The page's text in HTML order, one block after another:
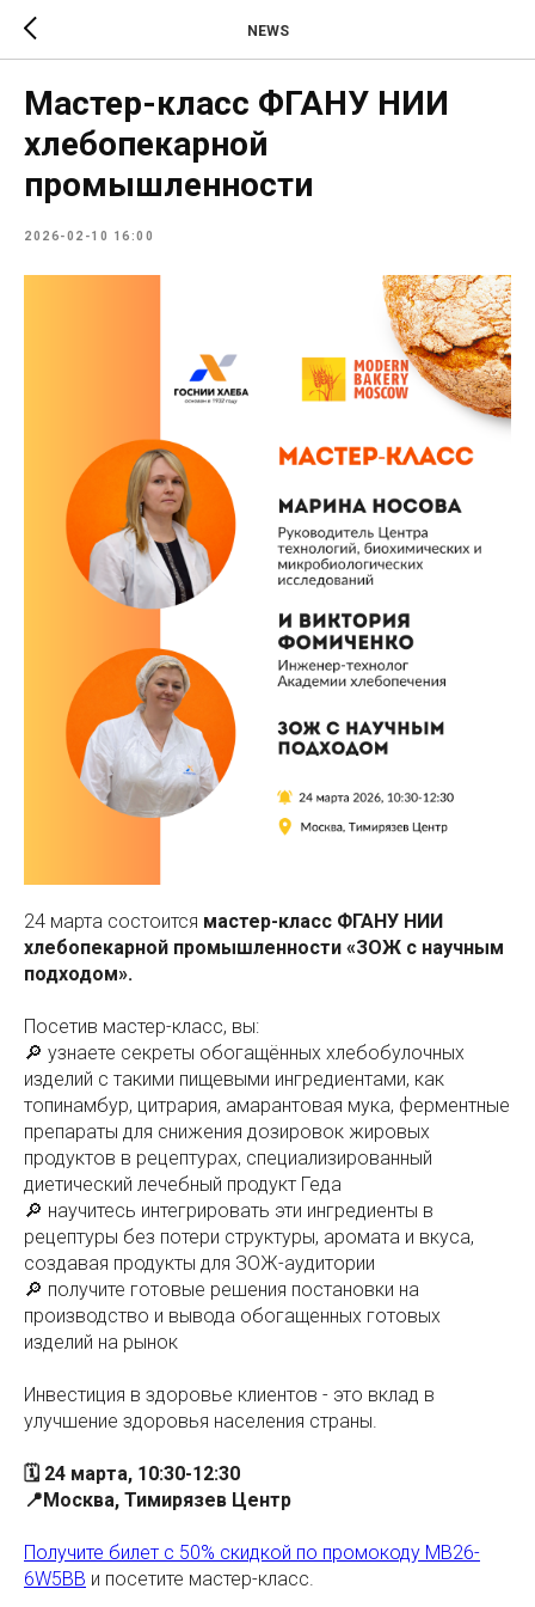
NEWS
Мастер-класс ФГАНУ НИИ
хлебопекарной
промышленности
2026-02-10 16:00
24 марта состоится мастер-класс ФГАНУ НИИ
хлебопекарной промышленности «ЗОЖ с научным
подходом».
Посетив мастер-класс, вы:
🔎 узнаете секреты обогащённых хлебобулочных
изделий с такими пищевыми ингредиентами, как
топинамбур, цитрария, амарантовая мука, ферментные
препараты для снижения дозировок жировых
продуктов в рецептурах, специализированный
диетический лечебный продукт Геда
🔎 научитесь интегрировать эти ингредиенты в
рецептуры без потери структуры, аромата и вкуса,
создавая продукты для ЗОЖ-аудитории
🔎 получите готовые решения постановки на
производство и вывода обогащенных готовых
изделий на рынок
Инвестиция в здоровье клиентов - это вклад в
улучшение здоровья населения страны.
🗓 24 марта, 10:30-12:30
📍Москва, Тимирязев Центр
Получите билет с 50% скидкой по промокоду MB26-
6W5BB и посетите мастер-класс.